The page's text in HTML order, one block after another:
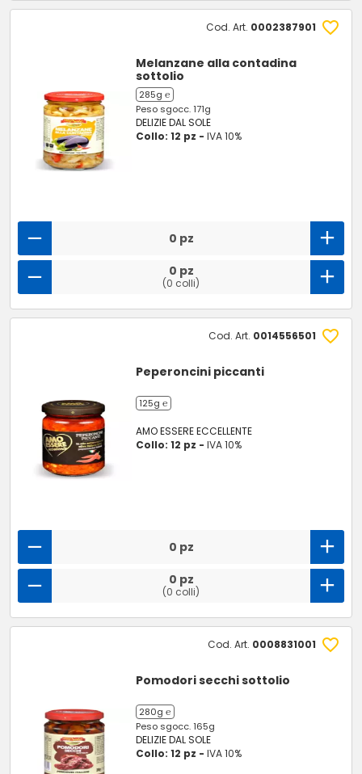
Cod. Art. 0002387901
Melanzane alla contadina
sottolio
285g ℮
Peso sgocc. 171g
DELIZIE DAL SOLE
Collo: 12 pz -IVA 10%
0 pz
0 pz
(0 colli)
Cod. Art. 0014556501
Peperoncini piccanti
125g ℮
AMO ESSERE ECCELLENTE
Collo: 12 pz -IVA 10%
0 pz
0 pz
(0 colli)
Cod. Art. 0008831001
Pomodori secchi sottolio
280g ℮
Peso sgocc. 165g
DELIZIE DAL SOLE
Collo: 12 pz -IVA 10%